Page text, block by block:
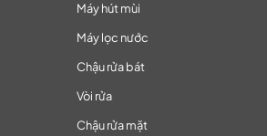
Máy hút mùi
Máy lọc nước
Chậu rửa bát
Vòi rửa
Chậu rửa mặt